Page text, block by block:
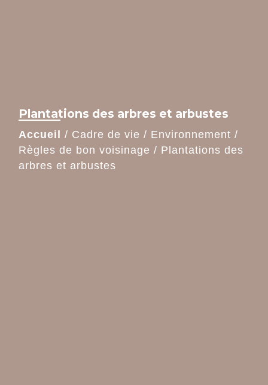
Plantations des arbres et arbustes
Accueil / Cadre de vie / Environnement /
Règles de bon voisinage / Plantations des
arbres et arbustes